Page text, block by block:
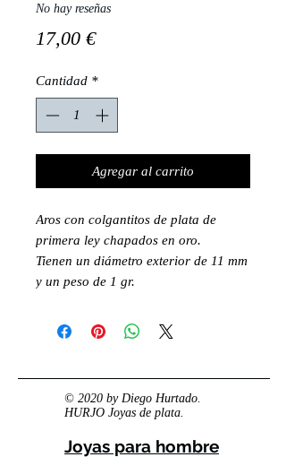
No hay reseñas
17,00 €Precio
Cantidad *
Agregar al carrito
Aros con colgantitos de plata de
primera ley chapados en oro.
Tienen un diámetro exterior de 11 mm
y un peso de 1 gr.
© 2020 by Diego Hurtado.
HURJO Joyas de plata.
Joyas para hombre